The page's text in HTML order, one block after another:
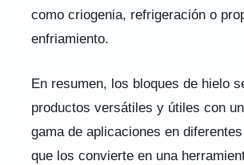
como criogenia, refrigeración o
enfriamiento.
En resumen, los bloques de hielo
productos versátiles y útiles con
gama de aplicaciones en
que los convierte en una